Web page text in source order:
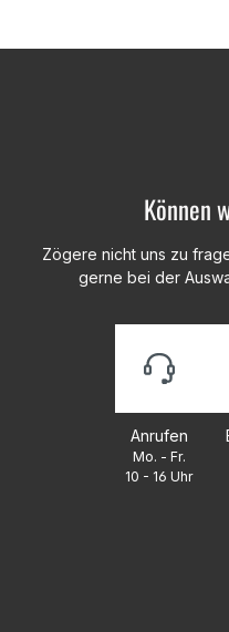
Können
Zögere nicht uns zu
gerne bei der
Anrufen
Mo. - Fr.
10 - 16 Uhr